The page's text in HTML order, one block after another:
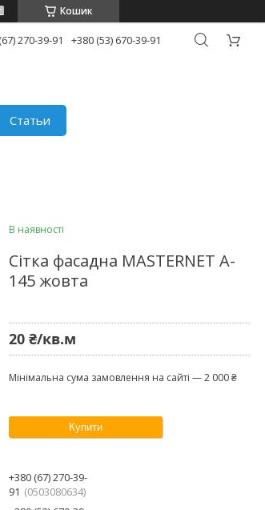
Кошик
270-39-91 +380 (53) 670-39-91
Статьи
В наявності
Сітка фасадна MASTERNET A-
145 жовта
20 ₴/кв.м
Мінімальна сума замовлення на сайті — 2 000 ₴
Купити
+380 (67) 270-39-
91
0503080634